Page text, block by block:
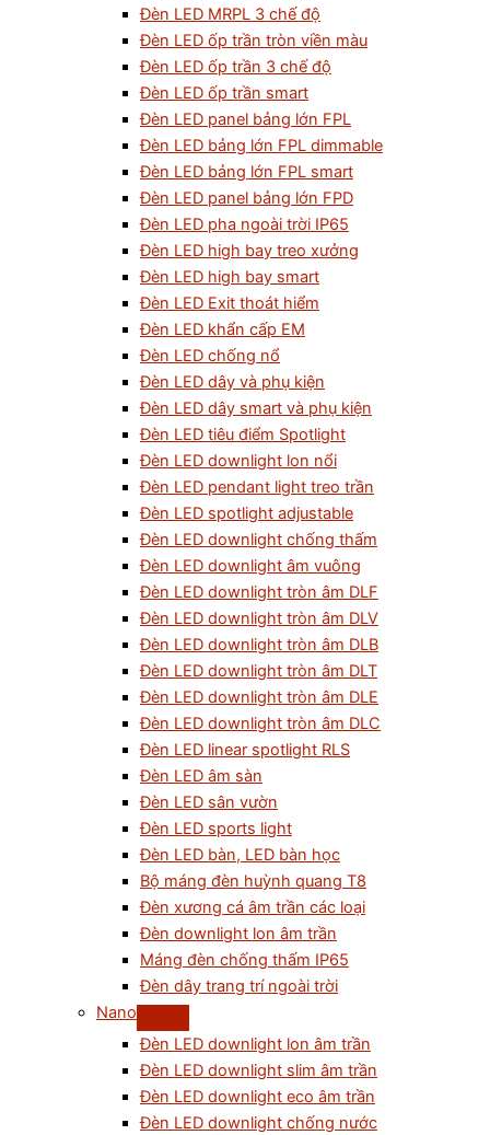
Đèn LED MRPL 3 chế độ
Đèn LED ốp trần tròn viền màu
Đèn LED ốp trần 3 chế độ
Đèn LED ốp trần smart
Đèn LED panel bảng lớn FPL
Đèn LED bảng lớn FPL dimmable
Đèn LED bảng lớn FPL smart
Đèn LED panel bảng lớn FPD
Đèn LED pha ngoài trời IP65
Đèn LED high bay treo xưởng
Đèn LED high bay smart
Đèn LED Exit thoát hiểm
Đèn LED khẩn cấp EM
Đèn LED chống nổ
Đèn LED dây và phụ kiện
Đèn LED dây smart và phụ kiện
Đèn LED tiêu điểm Spotlight
Đèn LED downlight lon nổi
Đèn LED pendant light treo trần
Đèn LED spotlight adjustable
Đèn LED downlight chống thấm
Đèn LED downlight âm vuông
Đèn LED downlight tròn âm DLF
Đèn LED downlight tròn âm DLV
Đèn LED downlight tròn âm DLB
Đèn LED downlight tròn âm DLT
Đèn LED downlight tròn âm DLE
Đèn LED downlight tròn âm DLC
Đèn LED linear spotlight RLS
Đèn LED âm sàn
Đèn LED sân vườn
Đèn LED sports light
Đèn LED bàn, LED bàn học
Bộ máng đèn huỳnh quang T8
Đèn xương cá âm trần các loại
Đèn downlight lon âm trần
Máng đèn chống thấm IP65
Đèn dây trang trí ngoài trời
Nano
Đèn LED downlight lon âm trần
Đèn LED downlight slim âm trần
Đèn LED downlight eco âm trần
Đèn LED downlight chống nước